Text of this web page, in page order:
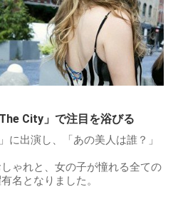
（Olivia Palermo）
ーク州
ル・女優